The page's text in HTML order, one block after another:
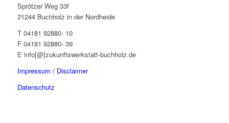
Sprötzer Weg 33f
21244 Buchholz in der Nordheide
T 04181 92880- 10
F 04181 92880- 39
E info[@]zukunftswerkstatt-buchholz.de
Impressum / Disclaimer
Datenschutz